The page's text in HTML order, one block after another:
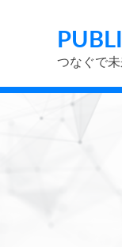
つなぐで